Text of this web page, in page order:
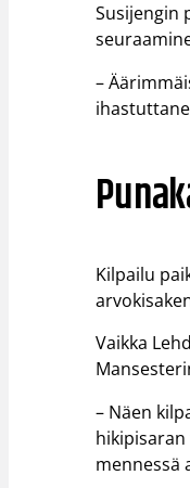
Susijengin
–
Kilpailu
Vaikka
– Näen
mennessä